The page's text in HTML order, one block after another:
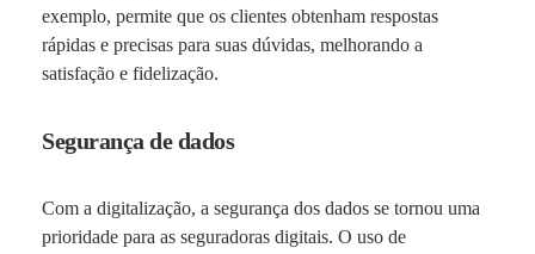
exemplo, permite que os clientes obtenham respostas
rápidas e precisas para suas dúvidas, melhorando a
satisfação e fidelização.
Segurança de dados
Com a digitalização, a segurança dos dados se tornou uma
prioridade para as seguradoras digitais. O uso de